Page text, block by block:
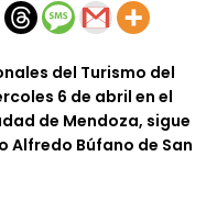
del Turismo del
6 de abril en el
de Mendoza, sigue
Alfredo Búfano de San